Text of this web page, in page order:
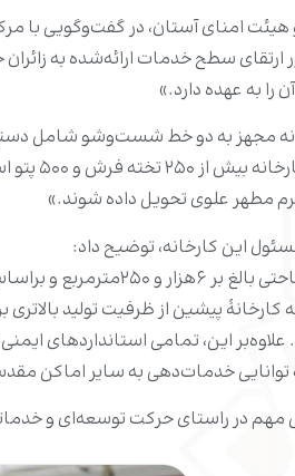
‌امنای آستان، در گفت‌وگویی با
ارتقای سطح خدمات ارائه‌شده به
به عهده دارد.»
مجهز به دو خط شست‌وشو شامل
مطهر علوی تحویل داده شوند.»
این کارخانه، توضیح داد:
فناوری‌های مدرن طراحی شده است.
پیشین از ظرفیت تولید
این، تمامی استانداردهای
خدمات‌دهی به سایر اماکن مقدس
مهم در راستای حرکت توسعه‌ای و